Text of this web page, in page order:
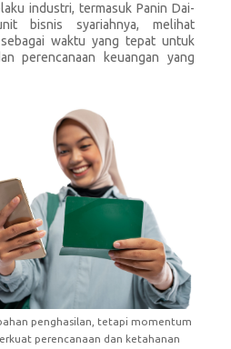
industri, termasuk Panin Dai-
bisnis syariahnya, melihat
sebagai waktu yang tepat untuk
perencanaan keuangan yang
penghasilan, tetapi momentum
perencanaan dan ketahanan